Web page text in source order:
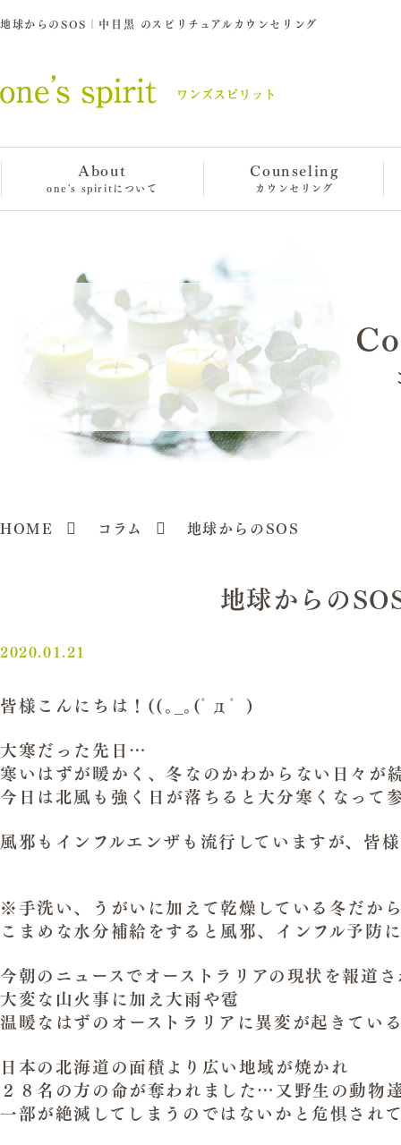
地球からのSOS｜中目黒 のスピリチュアルカウンセリング
About
one's spiritについて
Counseling
カウンセリング
HOME コラム 地球からのSOS
地球からの
2020.01.21
皆様こんにちは！((｡_｡(ﾟдﾟ )
大寒だった先日…
寒いはずが暖かく、冬なのかわからない日々が
今日は北風も強く日が落ちると大分寒くなって
風邪もインフルエンザも流行していますが、皆
※手洗い、うがいに加えて乾燥している冬だか
こまめな水分補給をすると風邪、インフル予防
今朝のニュースでオーストラリアの現状を報道
大変な山火事に加え大雨や雹
温暖なはずのオーストラリアに異変が起きてい
日本の北海道の面積より広い地域が焼かれ
２８名の方の命が奪われました… 又野生の動物
一部が絶滅してしまうのではないかと危惧され